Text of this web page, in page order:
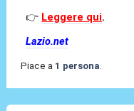
👉 Leggere qui.
Lazio.net
Piace a 1 persona